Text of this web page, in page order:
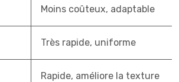
Moins coûteux, adaptable
Très rapide, uniforme
Rapide, améliore la texture